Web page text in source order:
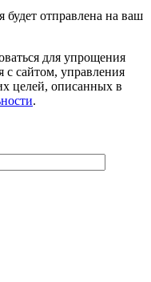
будет отправлена на ваш
для упрощения
с сайтом, управления
целей, описанных в
.